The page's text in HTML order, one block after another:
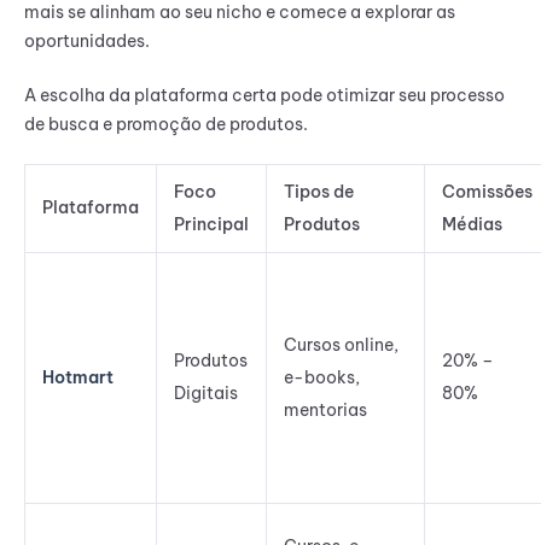
mais se alinham ao seu nicho e comece a explorar as
oportunidades.
A escolha da plataforma certa pode otimizar seu processo
de busca e promoção de produtos.
Plataforma
Foco
Principal
Tipos de
Produtos
Comissões
Médias
Hotmart
Produtos
Digitais
Cursos online,
e-books,
mentorias
20% –
80%